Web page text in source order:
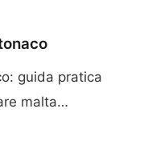
guida pratica
malta…